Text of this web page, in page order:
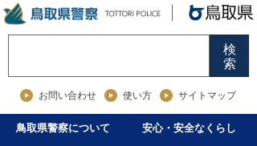
検
索
お問い合わせ 使い方 サイトマップ
鳥取県警察について 安心・安全なくらし